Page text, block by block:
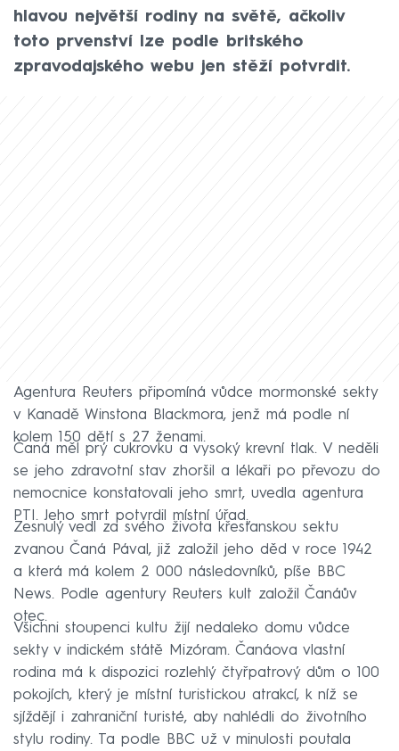
hlavou největší rodiny na světě, ačkoliv
toto prvenství lze podle britského
zpravodajského webu jen stěží potvrdit.
Agentura Reuters připomíná vůdce mormonské sekty
v Kanadě Winstona Blackmora, jenž má podle ní
kolem 150 dětí s 27 ženami.
Čaná měl prý cukrovku a vysoký krevní tlak. V neděli
se jeho zdravotní stav zhoršil a lékaři po převozu do
nemocnice konstatovali jeho smrt, uvedla agentura
PTI. Jeho smrt potvrdil místní úřad.
Zesnulý vedl za svého života křesťanskou sektu
zvanou Čaná Pával, již založil jeho děd v roce 1942
a která má kolem 2 000 následovníků, píše BBC
News. Podle agentury Reuters kult založil Čanáův
otec.
Všichni stoupenci kultu žijí nedaleko domu vůdce
sekty v indickém státě Mizóram. Čanáova vlastní
rodina má k dispozici rozlehlý čtyřpatrový dům o 100
pokojích, který je místní turistickou atrakcí, k níž se
sjíždějí i zahraniční turisté, aby nahlédli do životního
stylu rodiny. Ta podle BBC už v minulosti poutala